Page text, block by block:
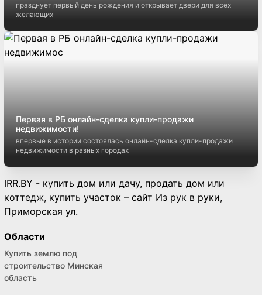
празднует первый день рождения и открывает двери для всех
желающих
Первая в РБ онлайн-сделка купли-продажи
недвижимости!
впервые в истории состоялась онлайн-сделка купли-продажи
недвижимости в разных городах
IRR.BY - купить дом или дачу, продать дом или
коттедж, купить участок – сайт Из рук в руки,
Приморская ул.
Области
Купить землю под
строительство Минская
область